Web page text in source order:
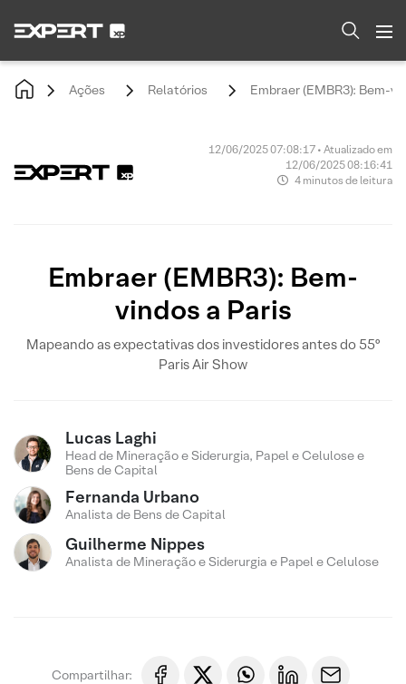
Ações Relatórios Embraer (EMBR3): Bem-
12/06/2025 07:08:17 • Atualizado em
12/06/2025 08:16:41
4 minutos de leitura
Embraer (EMBR3): Bem-
vindos a Paris
Mapeando as expectativas dos investidores antes do 55º
Paris Air Show
Lucas Laghi
Head de Mineração e Siderurgia, Papel e Celulose e
Bens de Capital
Fernanda Urbano
Analista de Bens de Capital
Guilherme Nippes
Analista de Mineração e Siderurgia e Papel e Celulose
Compartilhar: